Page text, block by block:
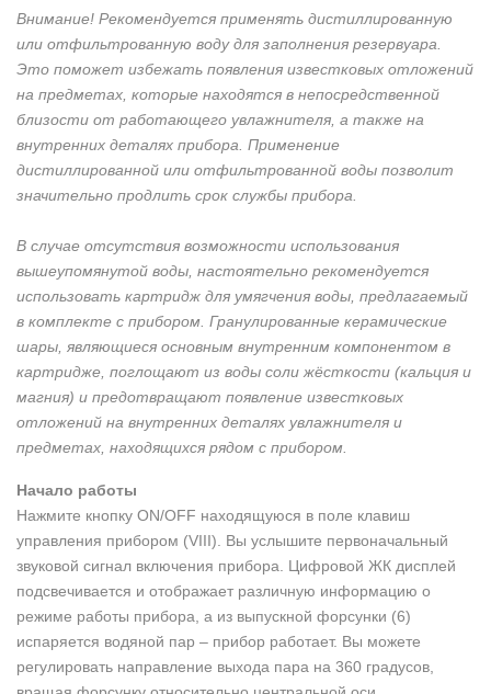
Внимание! Рекомендуется применять дистиллированную
или отфильтрованную воду для заполнения резервуара.
Это поможет избежать появления известковых отложений
на предметах, которые находятся в непосредственной
близости от работающего увлажнителя, а также на
внутренних деталях прибора. Применение
дистиллированной или отфильтрованной воды позволит
значительно продлить срок службы прибора.
В случае отсутствия возможности использования
вышеупомянутой воды, настоятельно рекомендуется
использовать картридж для умягчения воды, предлагаемый
в комплекте с прибором. Гранулированные керамические
шары, являющиеся основным внутренним компонентом в
картридже, поглощают из воды соли жёсткости (кальция и
магния) и предотвращают появление известковых
отложений на внутренних деталях увлажнителя и
предметах, находящихся рядом с прибором.
Начало работы
Нажмите кнопку ON/OFF находящуюся в поле клавиш
управления прибором (VIII). Вы услышите первоначальный
звуковой сигнал включения прибора. Цифровой ЖК дисплей
подсвечивается и отображает различную информацию о
режиме работы прибора, а из выпускной форсунки (6)
испаряется водяной пар – прибор работает. Вы можете
регулировать направление выхода пара на 360 градусов,